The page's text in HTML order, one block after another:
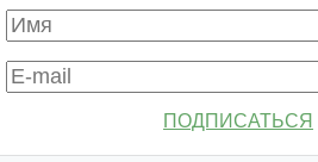
ПОДПИСАТЬСЯ